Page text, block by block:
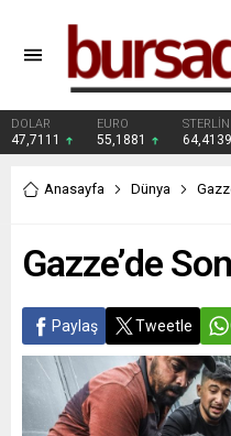
DOLAR
47,7111
EURO
55,1881
STERLİN
64,4139
Anasayfa Dünya
Gazze’de
Paylaş Tweetle